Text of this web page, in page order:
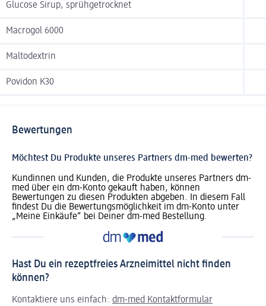
Glucose Sirup, sprühgetrocknet
Macrogol 6000
Maltodextrin
Povidon K30
Bewertungen
Möchtest Du Produkte unseres Partners dm-med bewerten?
Kundinnen und Kunden, die Produkte unseres Partners dm-
med über ein dm-Konto gekauft haben, können
Bewertungen zu diesen Produkten abgeben. In diesem Fall
findest Du die Bewertungsmöglichkeit im dm-Konto unter
„Meine Einkäufe“ bei Deiner dm-med Bestellung.
Hast Du ein rezeptfreies Arzneimittel nicht finden
können?
Kontaktiere uns einfach: dm-med Kontaktformular